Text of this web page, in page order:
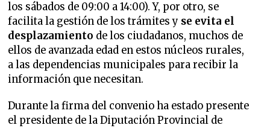
los sábados de 09:00 a 14:00). Y, por otro, se
facilita la gestión de los trámites y se evita el
desplazamiento de los ciudadanos, muchos de
ellos de avanzada edad en estos núcleos rurales,
a las dependencias municipales para recibir la
información que necesitan.
Durante la firma del convenio ha estado presente
el presidente de la Diputación Provincial de